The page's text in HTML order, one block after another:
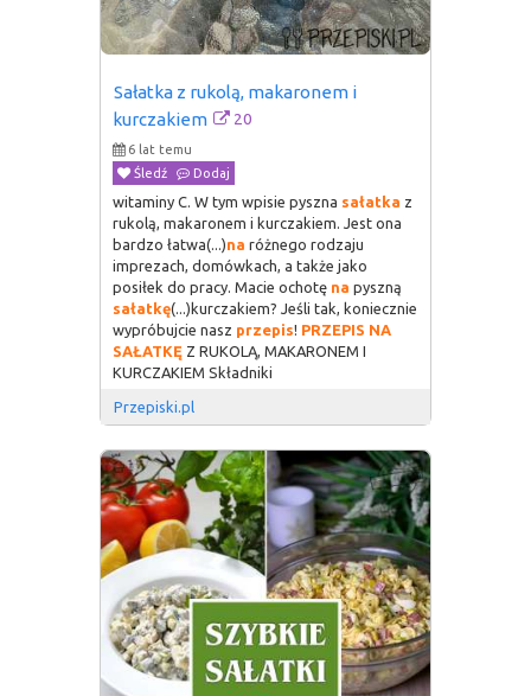
Sałatka z rukolą, makaronem i
kurczakiem
20
6 lat temu
Śledź
Dodaj
witaminy C. W tym wpisie pyszna sałatka z
rukolą, makaronem i kurczakiem. Jest ona
bardzo łatwa(...)na różnego rodzaju
imprezach, domówkach, a także jako
posiłek do pracy. Macie ochotę na pyszną
sałatkę(...)kurczakiem? Jeśli tak, koniecznie
wypróbujcie nasz przepis! PRZEPIS NA
SAŁATKĘ Z RUKOLĄ, MAKARONEM I
KURCZAKIEM Składniki
Przepiski.pl